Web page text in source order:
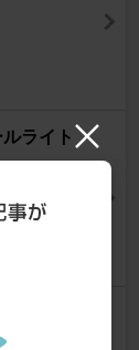
ライト
GP